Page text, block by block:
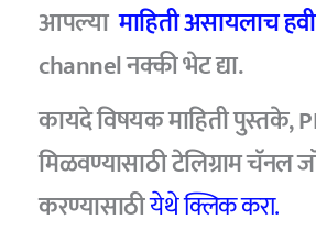
आपल्यामाहिती असायलाच हवी
channel नक्की भेट द्या.
कायदे विषयक माहिती पुस्तके,
मिळवण्यासाठी टेलिग्राम चॅनल
करण्यासाठीयेथे क्लिक करा.